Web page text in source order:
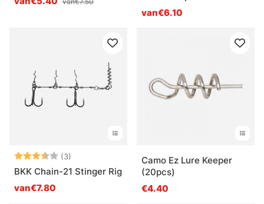
van€6.10
Beoordeling:
(3)
BKK Chain-21 Stinger Rig
van€7.80
Camo Ez Lure Keeper
(20pcs)
€4.40